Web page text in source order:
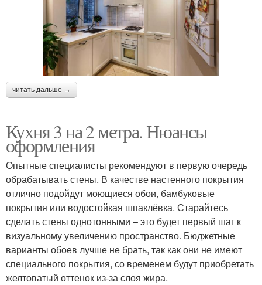
читать дальше →
Кухня 3 на 2 метра. Нюансы
оформления
Опытные специалисты рекомендуют в первую очередь
обрабатывать стены. В качестве настенного покрытия
отлично подойдут моющиеся обои, бамбуковые
покрытия или водостойкая шпаклёвка. Старайтесь
сделать стены однотонными – это будет первый шаг к
визуальному увеличению пространство. Бюджетные
варианты обоев лучше не брать, так как они не имеют
специального покрытия, со временем будут приобретать
желтоватый оттенок из-за слоя жира.